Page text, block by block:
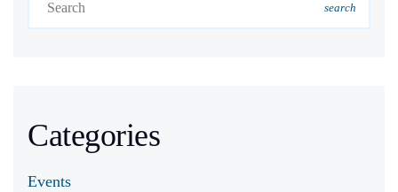
search
Categories
Events